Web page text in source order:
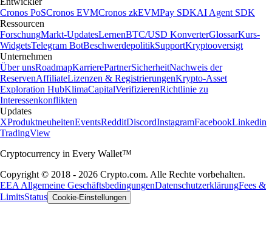
Cronos PoSCronos EVMCronos zkEVMPay SDKAI Agent SDK
Ressourcen
ForschungMarkt-UpdatesLernenBTC/USD KonverterGlossarKurs-
WidgetsTelegram BotBeschwerdepolitikSupportKryptooversigt
Unternehmen
Über unsRoadmapKarrierePartnerSicherheitNachweis der
ReservenAffiliateLizenzen & RegistrierungenKrypto-Asset
Exploration HubKlimaCapitalVerifizierenRichtlinie zu
Interessenkonflikten
Updates
XProduktneuheitenEventsRedditDiscordInstagramFacebookLinkedin
TradingView
Cryptocurrency in Every Wallet™
Copyright © 2018 - 2026 Crypto.com. Alle Rechte vorbehalten.
EEA Allgemeine GeschäftsbedingungenDatenschutzerklärungFees &
LimitsStatus Cookie-Einstellungen